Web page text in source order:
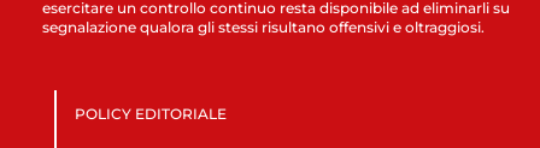
esercitare un controllo continuo resta disponibile ad eliminarli su
segnalazione qualora gli stessi risultano offensivi e oltraggiosi.
POLICY EDITORIALE